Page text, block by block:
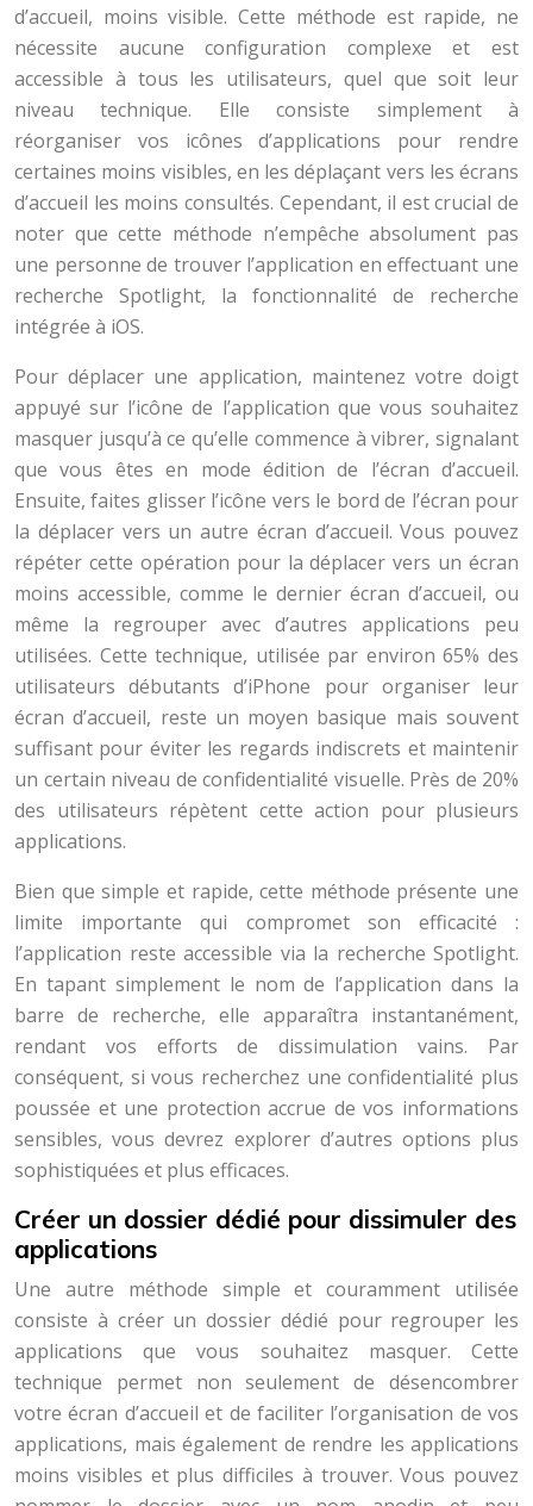
d’accueil, moins visible. Cette méthode est rapide, ne
nécessite aucune configuration complexe et est
accessible à tous les utilisateurs, quel que soit leur
niveau technique. Elle consiste simplement à
réorganiser vos icônes d’applications pour rendre
certaines moins visibles, en les déplaçant vers les écrans
d’accueil les moins consultés. Cependant, il est crucial de
noter que cette méthode n’empêche absolument pas
une personne de trouver l’application en effectuant une
recherche Spotlight, la fonctionnalité de recherche
intégrée à iOS.
Pour déplacer une application, maintenez votre doigt
appuyé sur l’icône de l’application que vous souhaitez
masquer jusqu’à ce qu’elle commence à vibrer, signalant
que vous êtes en mode édition de l’écran d’accueil.
Ensuite, faites glisser l’icône vers le bord de l’écran pour
la déplacer vers un autre écran d’accueil. Vous pouvez
répéter cette opération pour la déplacer vers un écran
moins accessible, comme le dernier écran d’accueil, ou
même la regrouper avec d’autres applications peu
utilisées. Cette technique, utilisée par environ 65% des
utilisateurs débutants d’iPhone pour organiser leur
écran d’accueil, reste un moyen basique mais souvent
suffisant pour éviter les regards indiscrets et maintenir
un certain niveau de confidentialité visuelle. Près de 20%
des utilisateurs répètent cette action pour plusieurs
applications.
Bien que simple et rapide, cette méthode présente une
limite importante qui compromet son efficacité :
l’application reste accessible via la recherche Spotlight.
En tapant simplement le nom de l’application dans la
barre de recherche, elle apparaîtra instantanément,
rendant vos efforts de dissimulation vains. Par
conséquent, si vous recherchez une confidentialité plus
poussée et une protection accrue de vos informations
sensibles, vous devrez explorer d’autres options plus
sophistiquées et plus efficaces.
Créer un dossier dédié pour dissimuler des
applications
Une autre méthode simple et couramment utilisée
consiste à créer un dossier dédié pour regrouper les
applications que vous souhaitez masquer. Cette
technique permet non seulement de désencombrer
votre écran d’accueil et de faciliter l’organisation de vos
applications, mais également de rendre les applications
moins visibles et plus difficiles à trouver. Vous pouvez